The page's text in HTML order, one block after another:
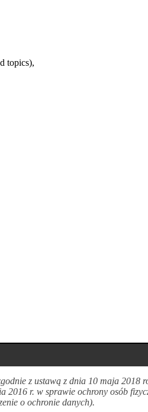
topics),
z ustawą z dnia 10 maja 2018
r. w sprawie ochrony osób
o ochronie danych).